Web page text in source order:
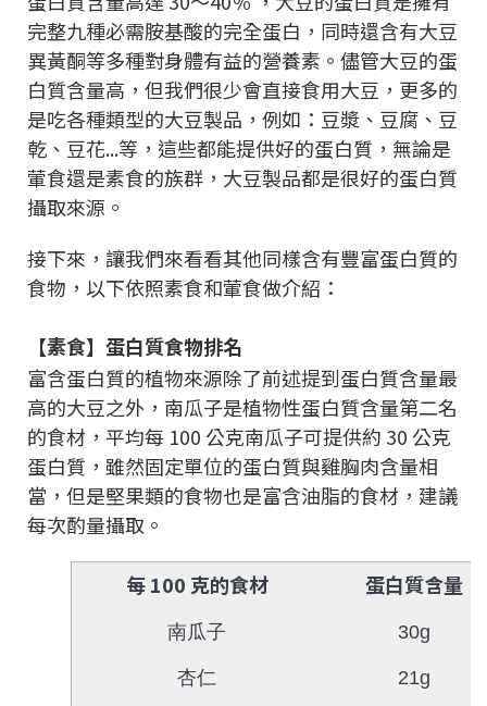
完整九種必需胺基酸的完全蛋白，同時還含有大豆
異黃酮等多種對身體有益的營養素。儘管大豆的蛋
白質含量高，但我們很少會直接食用大豆，更多的
是吃各種類型的大豆製品，例如：豆漿、豆腐、豆
乾、豆花...等，這些都能提供好的蛋白質，無論是
葷食還是素食的族群，大豆製品都是很好的蛋白質
攝取來源。
接下來，讓我們來看看其他同樣含有豐富蛋白質的
食物，以下依照素食和葷食做介紹：
【素食】蛋白質食物排名
富含蛋白質的植物來源除了前述提到蛋白質含量最
高的大豆之外，南瓜子是植物性蛋白質含量第二名
的食材，平均每 100 公克南瓜子可提供約 30 公克
蛋白質，雖然固定單位的蛋白質與雞胸肉含量相
當，但是堅果類的食物也是富含油脂的食材，建議
每次酌量攝取。
每 100 克的食材 蛋白質含量
南瓜子 30g
杏仁 21g